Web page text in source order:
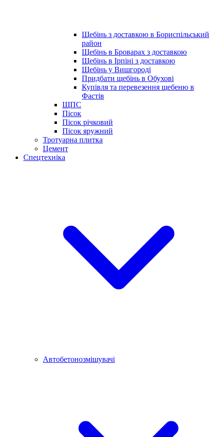
Щебінь з доставкою в Бориспільський
район
Щебінь в Броварах з доставкою
Щебінь в Ірпіні з доставкою
Щебінь у Вишгороді
Придбати щебінь в Обухові
Купівля та перевезення щебеню в
Фастів
ЩПС
Пісок
Пісок річковий
Пісок яружний
Тротуарна плитка
Цемент
Спецтехніка
Автобетонозмішувачі